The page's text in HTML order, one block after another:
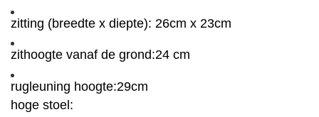
zitting (breedte x diepte): 26cm x 23cm
zithoogte vanaf de grond:24 cm
rugleuning hoogte:29cm
hoge stoel: